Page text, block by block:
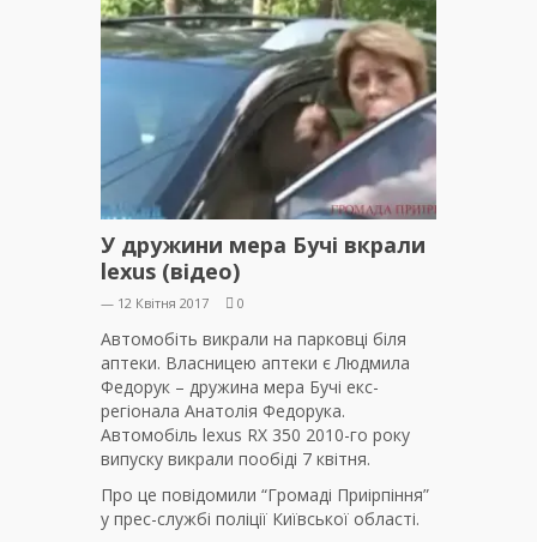
У дружини мера Бучі вкрали
lexus (відео)
— 12 Квітня 2017 0
Автомобіть викрали на парковці біля
аптеки. Власницею аптеки є Людмила
Федорук – дружина мера Бучі екс-
регіонала Анатолія Федорука.
Автомобіль lexus RX 350 2010-го року
випуску викрали пообіді 7 квітня.
Про це повідомили “Громаді Приірпіння”
у прес-службі поліції Київської області.